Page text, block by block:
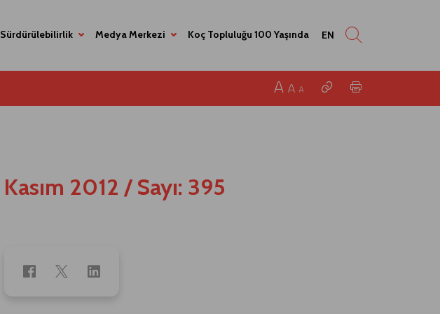
Sürdürülebilirlik Medya Merkezi Koç Topluluğu 100 Yaşında EN
Kasım 2012 / Sayı: 395